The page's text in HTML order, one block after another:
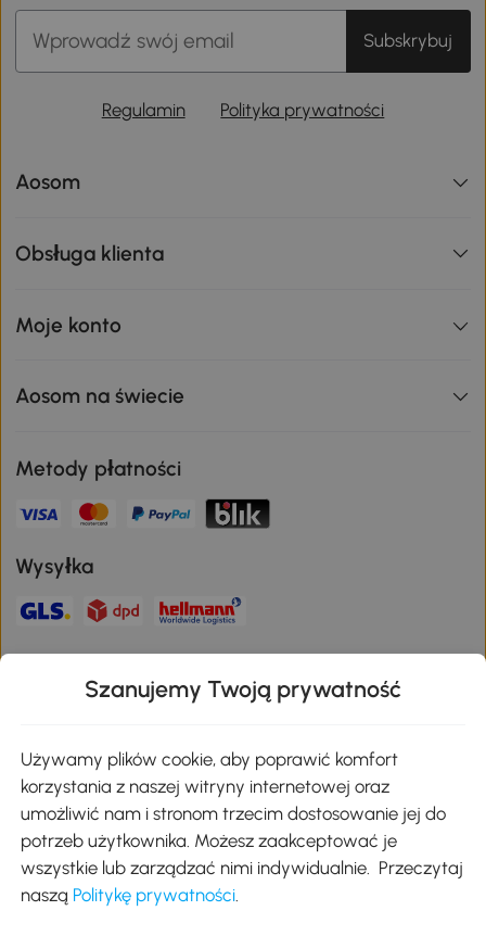
Zapisz się do naszego newslettera i
otrzymaj 10% zniżki
Subskrybuj
Aosom
Obsługa klienta
Moje konto
Aosom na świecie
Pobierz aplikację Aosom
Google Play
Szanujemy Twoją prywatność
Używamy plików cookie, aby poprawić komfort
korzystania z naszej witryny internetowej oraz
umożliwić nam i stronom trzecim dostosowanie jej do
potrzeb użytkownika. Możesz zaakceptować je
wszystkie lub zarządzać nimi indywidualnie. Przeczytaj
naszą Politykę prywatności.